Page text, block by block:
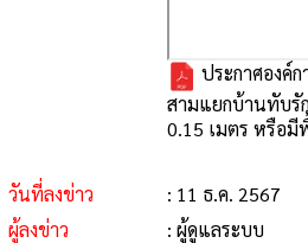
ประกาศองค์
สามแยกบ้านทับรั
0.15 เมตร หรือมี
วันที่ลงข่าว
: 11 ธ.ค. 2567
ผู้ลงข่าว
: ผู้ดูแลระบบ